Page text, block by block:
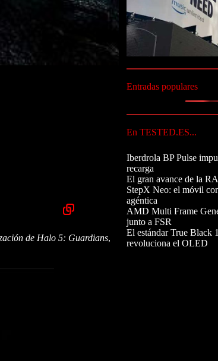
de Halo 5: Guardians,
Entradas populares
En TESTED.ES...
Iberdrola BP Pulse
recarga
El gran avance de la
StepX Neo: el móvil
agéntica
AMD Multi Frame
junto a FSR
El estándar True Black
revoluciona el OLED